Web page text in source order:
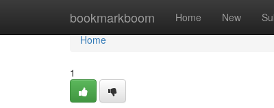
bookmarkboom Home New
Home
Home
1